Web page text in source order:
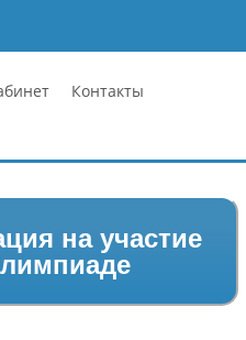
Контакты
на участие